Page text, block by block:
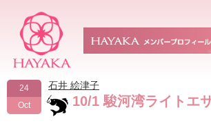
24
Oct
石井 絵津子
10/1 駿河湾ライトエ